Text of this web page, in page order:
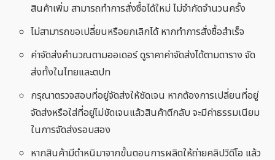
สินค้าเพิ่ม สามารถทำการสั่งซื้อได้ใหม่ ไม่จำกัดจำนวนครั้ง
ไม่สามารถขอเปลี่ยนหรือยกเลิกได้ หากทำการสั่งซื้อสำเร็จ
ค่าจัดส่งคำนวณตามออเดอร์ ดูราคาค่าจัดส่งได้ตามตาราง จัด
ส่งทั้งในไทยและตปท
กรุณาตรวจสอบที่อยู่จัดส่งให้ชัดเจน หากต้องการเปลี่ยนที่อยู่
จัดส่งหรือใส่ที่อยู่ไม่ชัดเจนแล้วสินค้าตีกลับ จะมีค่าธรรมเนียม
ในการจัดส่งรอบสอง
หากสินค้ามีตำหนิมาจากขั้นตอนการผลิตให้ถ่ายคลิปวิดีโอ แล้ว